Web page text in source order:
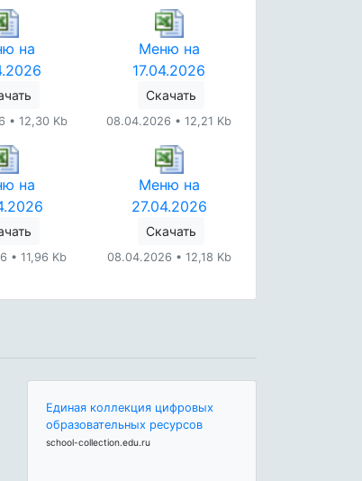
на
• 12,30 Kb
Меню на
17.04.2026
Скачать
08.04.2026 • 12,21 Kb
на
• 11,96 Kb
Меню на
27.04.2026
Скачать
08.04.2026 • 12,18 Kb
Единая коллекция цифровых
образовательных ресурсов
school-collection.edu.ru